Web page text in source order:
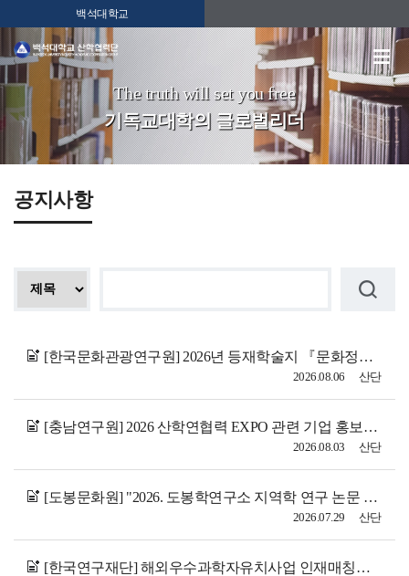
백석대학교
The truth will set you free
기독교대학의 글로벌리더
공지사항
[한국문화관광연구원] 2026년 등재학술지 『문화정책논총』제40집 3호 논문 공모 안내
산단
2026.08.06
[충남연구원] 2026 산학연협력 EXPO 관련 기업 홍보 협조 요청
산단
2026.08.03
[도봉문화원] "2026. 도봉학연구소 지역학 연구 논문 공모" 홍보 협조 요청
산단
2026.07.29
[한국연구재단] 해외우수과학자유치사업 인재매칭플랫폼(RPiK) 홍보 협조 요청